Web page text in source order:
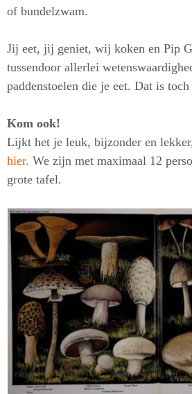
of bundelzwam.
Jij eet, jij geniet, wij koken en Pip
tussendoor allerlei
paddenstoelen die je eet. Dat is
Kom ook!
Lijkt het je leuk, bijzonder en
hier. We zijn met maximaal 12
grote tafel.